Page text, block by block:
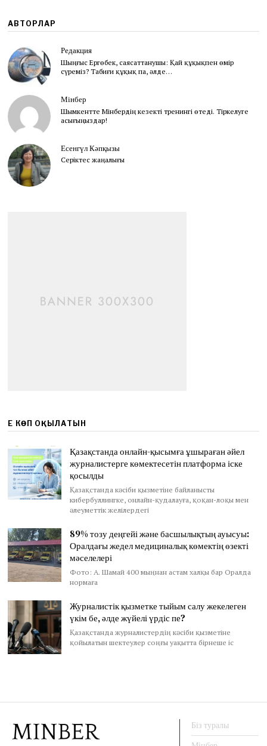
АВТОРЛАР
Редакция
Шыңғыс Ергөбек, cаясаттанушы: Қай құқықпен өмір
сүреміз? Табиғи құқық па, әлде…
Мінбер
Шымкентте Мінбердің кезекті тренингі өтеді. Тіркелуге
асығыңыздар!
Есенгүл Кәпқызы
Серіктес жаңалығы
ЕҢ КӨП ОҚЫЛАТЫН
Қазақстанда онлайн-қысымға ұшыраған әйел
журналистерге көмектесетін платформа іске
қосылды
Қазақстанда кәсіби қызметіне байланысты
кибербуллингке, онлайн-қудалауға, қоқан-лоқы мен
әлеуметтік желілердегі
89% тозу деңгейі және басшылықтың ауысуы:
Оралдағы жедел медициналық көмектің өзекті
мәселелері
Фото: А. Шамай 400 мыңнан астам халқы бар Оралда
нормаға
Журналистік қызметке тыйым салу жекелеген
үкім бе, әлде жүйелі үрдіс пе?
Қазақстанда журналистердің кәсіби қызметіне
қойылатын шектеулер соңғы уақытта бірнеше іс
Біз туралы